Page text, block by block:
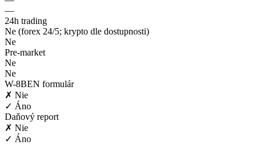
—
24h trading
Ne (forex 24/5; krypto dle dostupnosti)
Ne
Pre-market
Ne
Ne
W-8BEN formulár
✗ Nie
✓ Áno
Daňový report
✗ Nie
✓ Áno